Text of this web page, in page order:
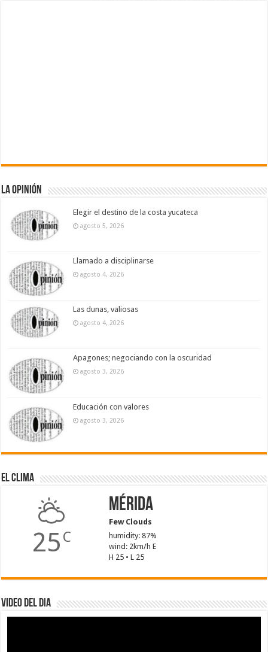
La Opinión
Elegir el destino de la costa yucateca
agosto 5, 2026
Llamado a disciplinarse
agosto 4, 2026
Las dunas, valiosas
agosto 4, 2026
Apagones; negociando con la oscuridad
agosto 3, 2026
Educación con valores
agosto 3, 2026
El Clima
25 C
Mérida
Few Clouds
humidity: 87%
wind: 2km/h E
H 25 • L 25
Video del dia